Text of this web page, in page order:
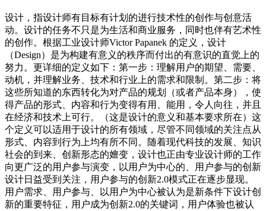
设计，指设计师有目标有计划的进行技术性的创作与创意活
动。设计的任务不只是为生活和商业服务，同时也伴有艺术性
的创作。根据工业设计师Victor Papanek 的定义，设计
（Design）是为构建有意义的秩序而付出的有意识的直觉上的
努力。更详细的定义如下：第一步：理解用户的期望、需要、
动机，并理解业务、技术和行业上的需求和限制。第二步：将
这些所知道的东西转化为对产品的规划（或者产品本身），使
得产品的形式、内容和行为变得有用、能用，令人向往，并且
在经济和技术上可行。（这是设计的意义和基本要求所在）这
个定义可以适用于设计的所有领域，尽管不同领域的关注点从
形式、内容到行为上均有所不同。随着现代科技的发展、知识
社会的到来、创新形态的嬗变，设计也正由专业设计师的工作
向更广泛的用户参与演变，以用户为中心的、用户参与的创新
设计日益受到关注，用户参与的创新2.0模式正在逐步显现。
用户需求、用户参与、以用户为中心被认为是新条件下设计创
新的重要特征，用户成为创新2.0的关键词，用户体验也被认